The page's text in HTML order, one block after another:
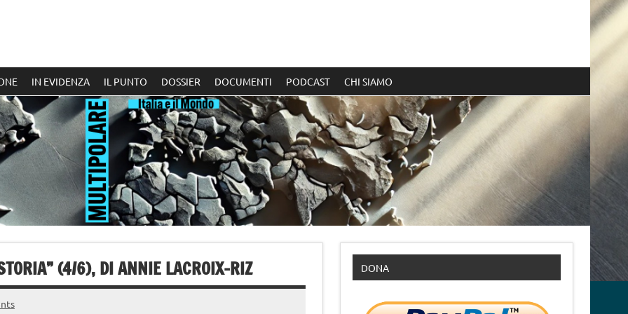
IN EVIDENZA IL PUNTO DOSSIER DOCUMENTI PODCAST CHI SIAMO
(4/6), DI ANNIE LACROIX-RIZ DONA